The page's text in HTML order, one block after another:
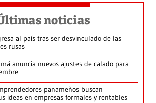
noticias
al país tras ser desvinculado de las
rusas
anuncia nuevos ajustes de calado para
panameños buscan
ideas en empresas formales y rentables